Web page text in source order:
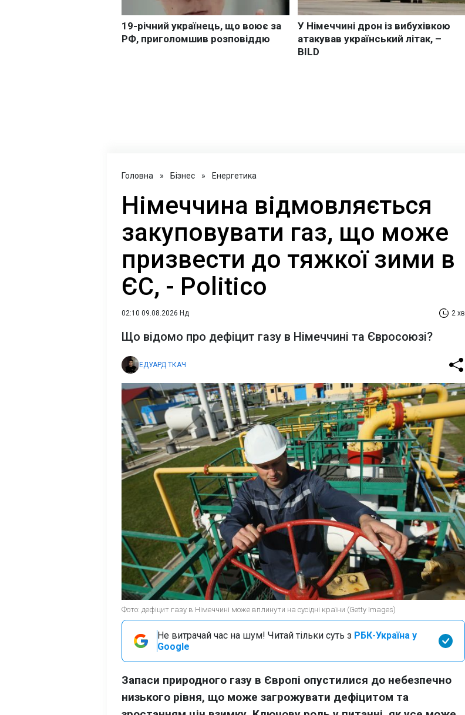
Головна » Бізнес » Енергетика
Німеччина відмовляється
закуповувати газ, що може
призвести до тяжкої зими в
ЄС, - Politico
02:10 09.08.2026 Нд 2 хв
Що відомо про дефіцит газу в Німеччині та Євросоюзі?
ЕДУАРД ТКАЧ
Фото: дефіцит газу в Німеччині може вплинути на сусідні країни (Getty Images)
Не витрачай час на шум! Читай тільки суть з РБК-Україна у
Google
Запаси природного газу в Європі опустилися до небезпечно
низького рівня, що може загрожувати дефіцитом та